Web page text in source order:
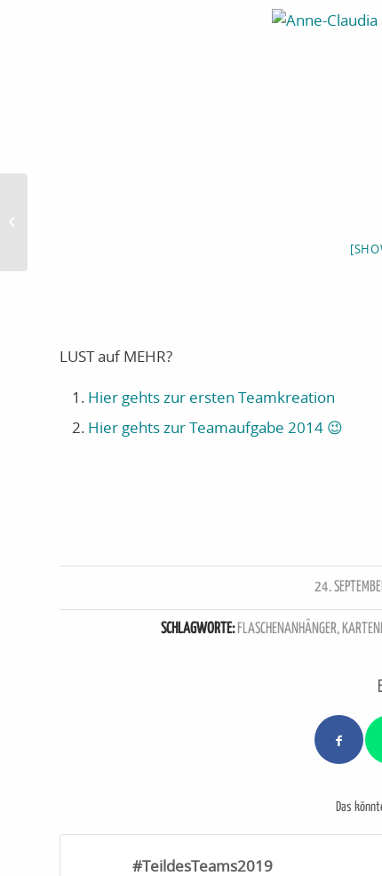
LUST auf MEHR?
Hier gehts zur ersten Teamkreation
Hier gehts zur Teamaufgabe 2014 😉
24. /
SCHLAGWORTE: FLASCHENANHÄNGER,
Das
#TeildesTeams2019